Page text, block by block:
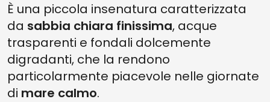
È una piccola insenatura caratterizzata
da sabbia chiara finissima, acque
trasparenti e fondali dolcemente
digradanti, che la rendono
particolarmente piacevole nelle giornate
di mare calmo.